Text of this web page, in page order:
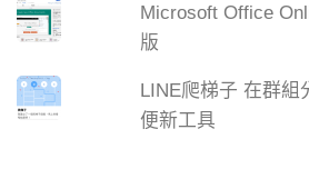
Microsoft Office
版
LINE爬梯子 在群組
便新工具